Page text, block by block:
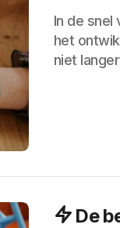
In de snel
het
niet
De